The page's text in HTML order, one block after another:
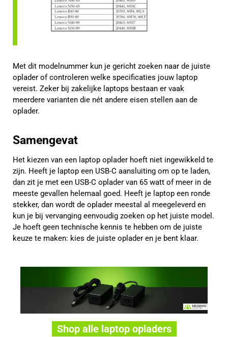
Met dit modelnummer kun je gericht zoeken naar de juiste
oplader of controleren welke specificaties jouw laptop
vereist. Zeker bij zakelijke laptops bestaan er vaak
meerdere varianten die nét andere eisen stellen aan de
oplader.
Samengevat
Het kiezen van een laptop oplader hoeft niet ingewikkeld te
zijn. Heeft je laptop een USB-C aansluiting om op te laden,
dan zit je met een USB-C oplader van 65 watt of meer in de
meeste gevallen helemaal goed. Heeft je laptop een ronde
stekker, dan wordt de oplader meestal al meegeleverd en
kun je bij vervanging eenvoudig zoeken op het juiste model.
Je hoeft geen technische kennis te hebben om de juiste
keuze te maken: kies de juiste oplader en je bent klaar.
Shop alle laptop opladers